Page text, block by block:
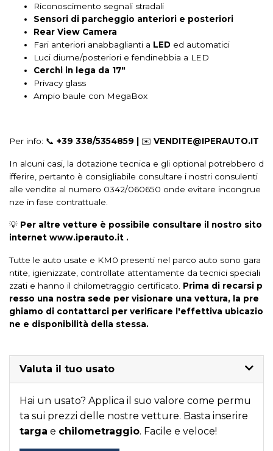
Poggiatesta anteriori regolabili Poggiatesta posteriori regolabili
Portabicchiere Portaoggetti aggiuntivi
Regolatore di velocit - cruise control Ricezione radio digitale
Schermo multifunzione interamente digitale
Sicurezza Sistema di assistenza alla frenata di emergenza (eba)
Sistema di avviamento senza chiave
Sistema di chiamata demergenza
Sistema di frenata anti collisione
Sistema di montioraggio della pressione
Sistema di regolazione dei fari
Sistema di ricarica wireless per smartphone
Specchietti retrovisori elettrici - riscaldabili Specchietti riscaldati
Start &#038; stop Strumentazione digitale con display
Supporto lombare Tappetini Telecamera posteriore
Riconoscimento segnali stradali
Sensori di parcheggio anteriori e posteriori
Rear View Camera
Fari anteriori anabbaglianti a LED ed automatici
Luci diurne/posteriori e fendinebbia a LED
Cerchi in lega da 17"
Privacy glass
Ampio baule con MegaBox
Per info: 📞 +39 338/5354859 | ✉️ VENDITE@IPERAUTO.IT
In alcuni casi, la dotazione tecnica e gli optional potrebbero d
ifferire, pertanto è consigliabile consultare i nostri consulenti
alle vendite al numero 0342/060650 onde evitare incongrue
nze in fase contrattuale.
💡 Per altre vetture è possibile consultare il nostro sito
internet www.iperauto.it .
Tutte le auto usate e KM0 presenti nel parco auto sono gara
ntite, igienizzate, controllate attentamente da tecnici speciali
zzati e hanno il chilometraggio certificato. Prima di recarsi p
resso una nostra sede per visionare una vettura, la pre
ghiamo di contattarci per verificare l'effettiva ubicazio
ne e disponibilità della stessa.
Valuta il tuo usato
Hai un usato? Applica il suo valore come permu
ta sui prezzi delle nostre vetture. Basta inserire
targa e chilometraggio. Facile e veloce!